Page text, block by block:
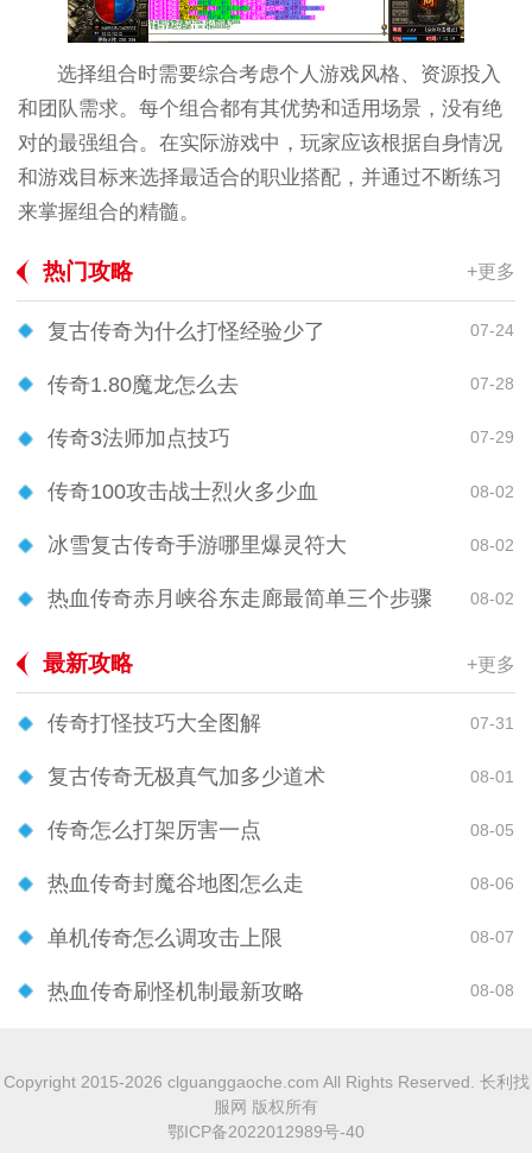
选择组合时需要综合考虑个人游戏风格、资源投入
和团队需求。每个组合都有其优势和适用场景，没有绝
对的最强组合。在实际游戏中，玩家应该根据自身情况
和游戏目标来选择最适合的职业搭配，并通过不断练习
来掌握组合的精髓。
热门攻略 +更多
复古传奇为什么打怪经验少了 07-24
传奇1.80魔龙怎么去 07-28
传奇3法师加点技巧 07-29
传奇100攻击战士烈火多少血 08-02
冰雪复古传奇手游哪里爆灵符大 08-02
热血传奇赤月峡谷东走廊最简单三个步骤 08-02
最新攻略 +更多
传奇打怪技巧大全图解 07-31
复古传奇无极真气加多少道术 08-01
传奇怎么打架厉害一点 08-05
热血传奇封魔谷地图怎么走 08-06
单机传奇怎么调攻击上限 08-07
热血传奇刷怪机制最新攻略 08-08
Copyright 2015-2026 clguanggaoche.com All Rights Reserved. 长利找
服网 版权所有
鄂ICP备2022012989号-40